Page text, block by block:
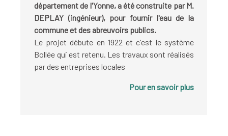
département de l'Yonne, a été construite par M.
DEPLAY (ingénieur), pour fournir l'eau de la
commune et des abreuvoirs publics.
Le projet débute en 1922 et c'est le système
Bollée qui est retenu. Les travaux sont réalisés
par des entreprises locales
Pour en savoir plus